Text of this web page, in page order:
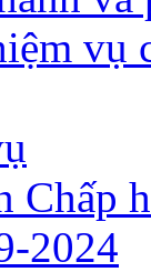
vụ
Chấp
2024